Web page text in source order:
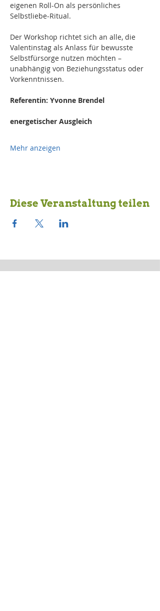
eigenen Roll-On als persönliches
Selbstliebe-Ritual.
Der Workshop richtet sich an alle, die
Valentinstag als Anlass für bewusste
Selbstfürsorge nutzen möchten –
unabhängig von Beziehungsstatus oder
Vorkenntnissen.
Referentin: Yvonne Brendel
energetischer Ausgleich
Mehr anzeigen
Diese Veranstaltung teilen